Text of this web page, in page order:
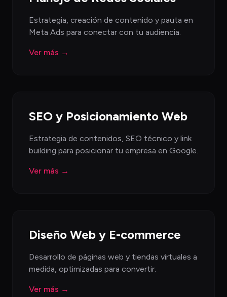
Estrategia, creación de contenido y pauta en
Meta Ads para conectar con tu audiencia.
Ver más →
SEO y Posicionamiento Web
Estrategia de contenidos, SEO técnico y link
building para posicionar tu empresa en Google.
Ver más →
Diseño Web y E-commerce
Desarrollo de páginas web y tiendas virtuales a
medida, optimizadas para convertir.
Ver más →